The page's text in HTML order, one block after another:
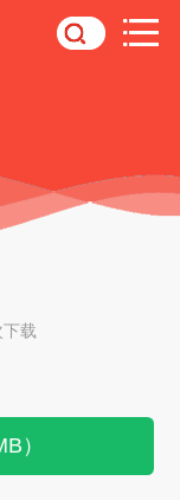
下载
）